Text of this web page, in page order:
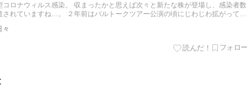
ロナウィルス感染。 収まったかと思えば次々と新たな株が登場し、感染者数
されていますね…。 ２年前はバルトークツアー公演の頃にじわじわ拡がってお
々